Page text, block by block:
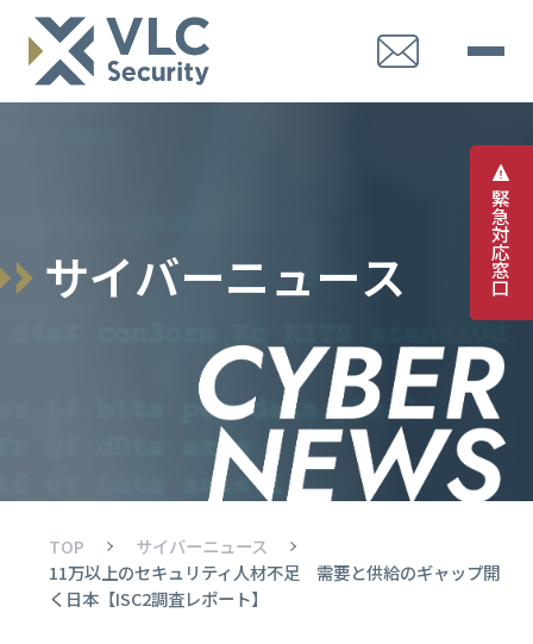
緊
急
対
応
窓
口
サイバーニュース
TOP
サイバーニュース
11万以上のセキュリティ人材不足 需要と供給のギャップ開
く日本【ISC2調査レポート】